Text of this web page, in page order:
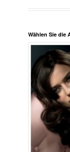
Wählen Sie die